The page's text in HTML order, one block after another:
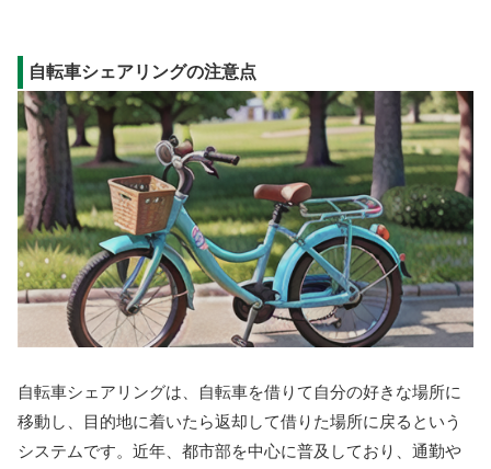
自転車シェアリングの注意点
自転車シェアリングは、自転車を借りて自分の好きな場所に
移動し、目的地に着いたら返却して借りた場所に戻るという
システムです。近年、都市部を中心に普及しており、通勤や